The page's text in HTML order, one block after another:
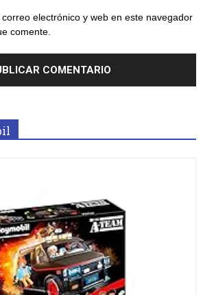
electrónico y web en este navegador
comente.